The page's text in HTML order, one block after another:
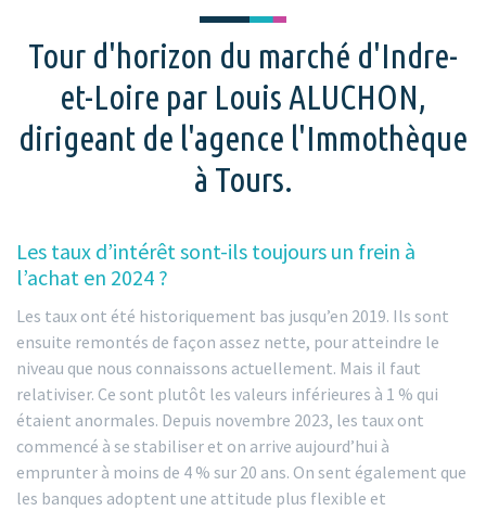
Tour d'horizon du marché d'Indre-
et-Loire par Louis ALUCHON,
dirigeant de l'agence l'Immothèque
à Tours.
Les taux d’intérêt sont-ils toujours un frein à
l’achat en 2024 ?
Les taux ont été historiquement bas jusqu’en 2019. Ils sont
ensuite remontés de façon assez nette, pour atteindre le
niveau que nous connaissons actuellement. Mais il faut
relativiser. Ce sont plutôt les valeurs inférieures à 1 % qui
étaient anormales. Depuis novembre 2023, les taux ont
commencé à se stabiliser et on arrive aujourd’hui à
emprunter à moins de 4 % sur 20 ans. On sent également que
les banques adoptent une attitude plus flexible et